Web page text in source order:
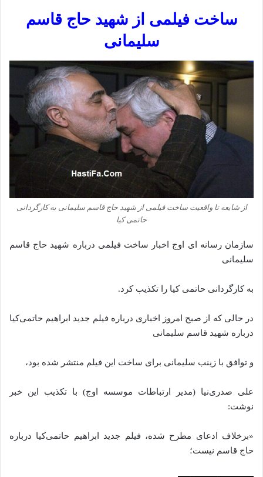
ساخت فیلمی از شهید حاج قاسم
سلیمانی
از شایعه تا واقعیت ساخت فیلمی از شهید حاج قاسم سلیمانی به کارگردانی
حاتمی کیا
سازمان رسانه ای اوج اخبار ساخت فیلمی درباره شهید حاج قاسم
سلیمانی
به کارگردانی حاتمی کیا را تکذیب کرد.
در حالی که از صبح امروز اخباری درباره فیلم جدید ابراهیم حاتمی‌کیا
درباره شهید قاسم سلیمانی
و توافق با زینب سلیمانی برای ساخت این فیلم منتشر شده بود،
علی صدری‌نیا (مدیر ارتباطات موسسه اوج) با تکذیب این خبر
نوشت:
«برخلاف ادعای مطرح شده، فیلم جدید ابراهیم حاتمی‌کیا درباره
حاج قاسم نیست؛